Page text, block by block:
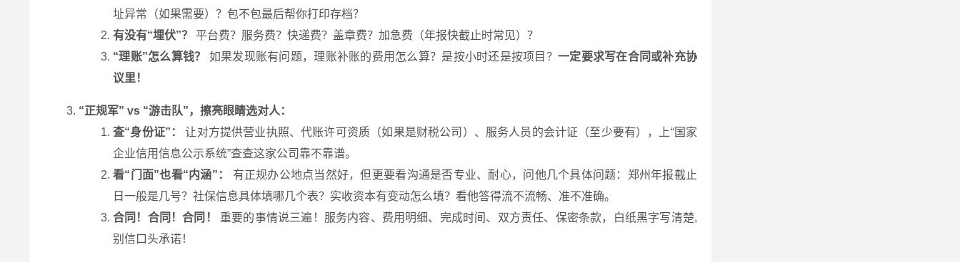
址异常（如果需要）？包不包最后帮你打印存档？
有没有“埋伏”？
平台费？服务费？快递费？盖章费？加急费（年报快截止时常见）？
“理账”怎么算钱？
如果发现账有问题，理账补账的费用怎么算？是按小时还是按项目？ 一定要求写在合同或补充协
议里！
“正规军” vs “游击队”，擦亮眼睛选对人：
查“身份证”：
让对方提供营业执照、代账许可资质（如果是财税公司）、服务人员的会计证（至少要有），上“国家
企业信用信息公示系统”查查这家公司靠不靠谱。
看“门面”也看“内涵”：
有正规办公地点当然好，但更要看沟通是否专业、耐心，问他几个具体问题：郑州年报截止
日一般是几号？社保信息具体填哪几个表？实收资本有变动怎么填？看他答得流不流畅、准不准确。
合同！合同！合同！
重要的事情说三遍！服务内容、费用明细、完成时间、双方责任、保密条款，白纸黑字写清楚,
别信口头承诺！